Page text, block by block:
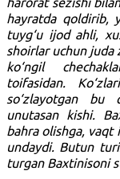
hayratda qoldirib,
tuyg‘u ijod ahli,
shoirlar uchun juda
ko‘ngil
toifasidan.
so‘zlayotgan bu
unutasan kishi.
bahra olishga, vaqt
undaydi. Butun
turgan Baxtinisoni